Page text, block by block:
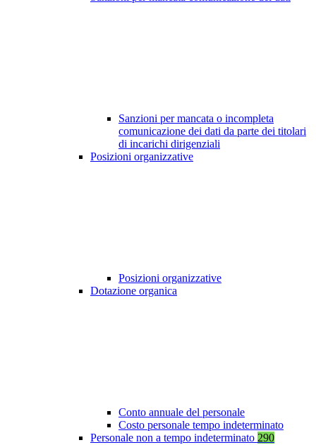
Sanzioni per mancata o incompleta
comunicazione dei dati da parte dei titolari
di incarichi dirigenziali
Posizioni organizzative
Posizioni organizzative
Dotazione organica
Conto annuale del personale
Costo personale tempo indeterminato
Personale non a tempo indeterminato 290